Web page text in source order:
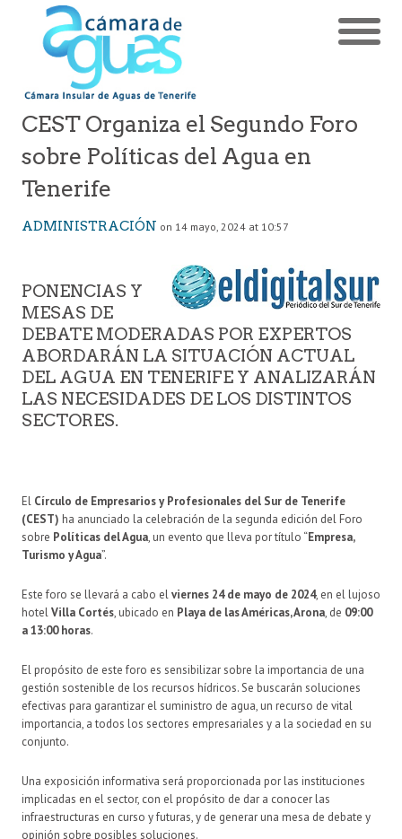
CEST Organiza el Segundo Foro
sobre Políticas del Agua en
Tenerife
ADMINISTRACIÓN on 14 mayo, 2024 at 10:57
PONENCIAS Y
MESAS DE
DEBATE MODERADAS POR EXPERTOS
ABORDARÁN LA SITUACIÓN ACTUAL
DEL AGUA EN TENERIFE Y ANALIZARÁN
LAS NECESIDADES DE LOS DISTINTOS
SECTORES.
El Círculo de Empresarios y Profesionales del Sur de Tenerife
(CEST) ha anunciado la celebración de la segunda edición del Foro
sobre Políticas del Agua, un evento que lleva por título “Empresa,
Turismo y Agua”.
Este foro se llevará a cabo elviernes 24 de mayo de 2024, en el lujoso
hotelVilla Cortés, ubicado en Playa de las Américas, Arona, de 09:00
a 13:00 horas.
El propósito de este foro es sensibilizar sobre la importancia de una
gestión sostenible de los recursos hídricos. Se buscarán soluciones
efectivas para garantizar el suministro de agua, un recurso de vital
importancia, a todos los sectores empresariales y a la sociedad en su
conjunto.
Una exposición informativa será proporcionada por las instituciones
implicadas en el sector, con el propósito de dar a conocer las
infraestructuras en curso y futuras, y de generar una mesa de debate y
opinión sobre posibles soluciones.